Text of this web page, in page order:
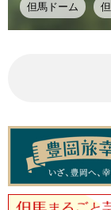
但馬ドーム